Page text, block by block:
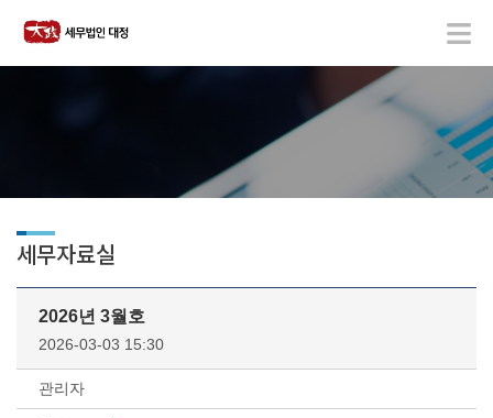
세무자료실
2026년 3월호
2026-03-03 15:30
관리자